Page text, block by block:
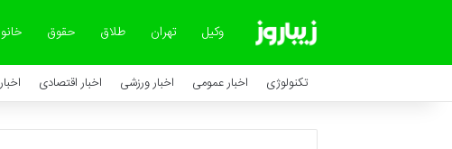
وکیل تهران طلاق حقوق
تکنولوژی اخبار عمومی اخبار ورزشی اخبار اقتصادی